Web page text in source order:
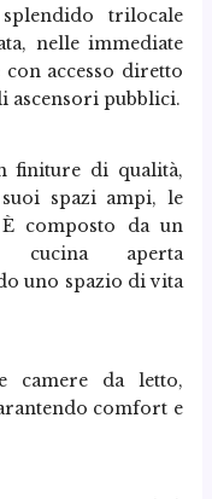
trilocale
nelle immediate
accesso diretto
ascensori pubblici.
finiture di qualità,
spazi ampi, le
È composto da un
cucina aperta
uno spazio di vita
camere da letto,
comfort e